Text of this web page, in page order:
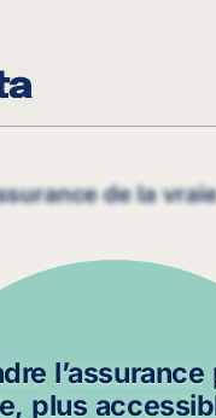
de la
l’assurance
plus